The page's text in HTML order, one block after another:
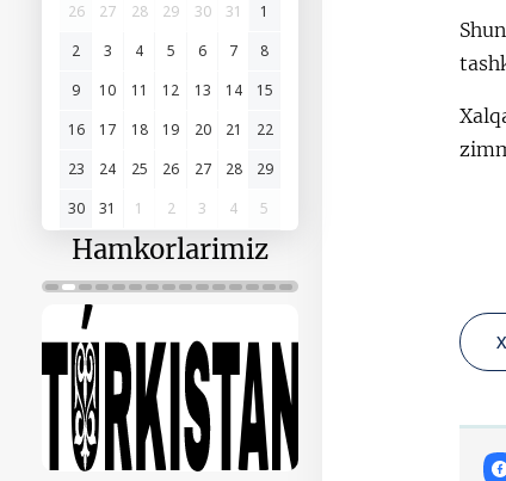
26
27 28 29 30 31
1
2
3 4 5 6 7
8
9
10 11 12 13 14
15
16
17 18 19 20 21
22
23
24 25 26 27 28
29
30
31 1 2 3 4 5
Hamkorlarimiz